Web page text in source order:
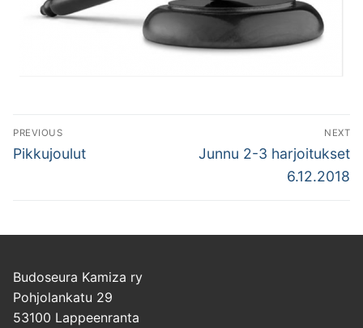
Artikkelien
selaus
PREVIOUS
Previous
Pikkujoulut
NEXT
Next
Junnu 2-3 harjoitukset
6.12.2018
Budoseura Kamiza ry
Pohjolankatu 29
53100 Lappeenranta